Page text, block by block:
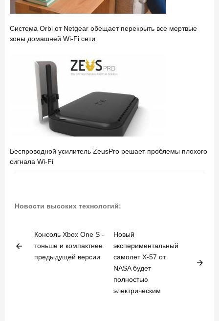
Система Orbi от Netgear обещает перекрыть все мертвые
зоны домашней Wi-Fi сети
Беспроводной усилитель ZeusPro решает проблемы плохого
сигнала Wi-Fi
Новости высоких технологий:
arrow_back
Консоль Xbox One S -
тоньше и компактнее
предыдущей версии
Новый
экспериментальный
самолет X-57 от
NASA будет
полностью
электрическим
arrow_forward